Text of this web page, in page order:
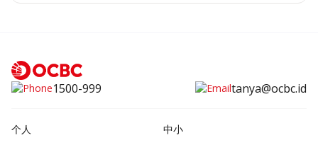
1500-999 tanya@ocbc.id
个人
中小